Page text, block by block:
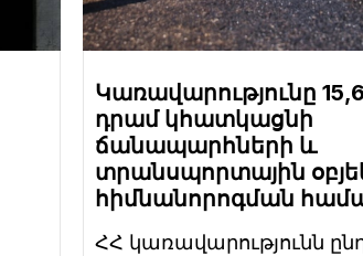
Կառավարությունը
դրամ կհատկացնի
ճանապարհների և
տրանսպորտային
հիմնանորոգման
ՀՀ կառավարությունն